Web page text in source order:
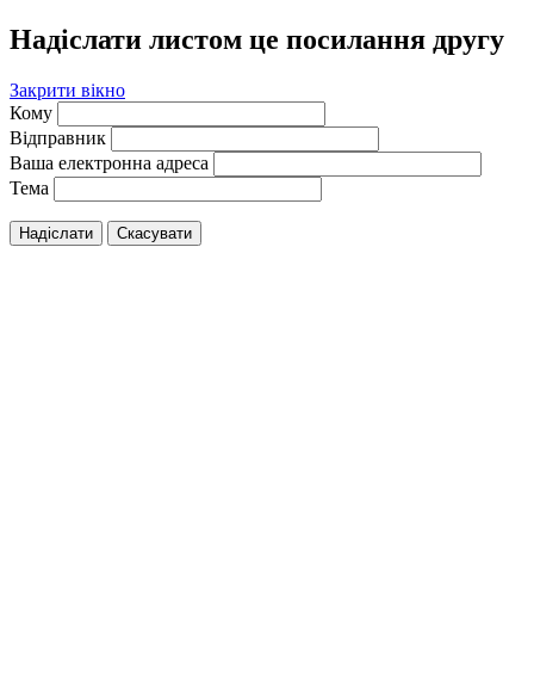
Надіслати листом це посилання другу
Закрити вікно
Кому
Відправник
Ваша електронна адреса
Тема
Надіслати Скасувати